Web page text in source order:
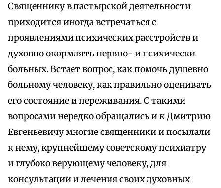
Священнику в пастырской деятельности
приходится иногда встречаться с
проявлениями психических расстройств и
духовно окормлять нервно- и психически
больных. Встает вопрос, как помочь душевно
больному человеку, как правильно оценивать
его состояние и переживания. С такими
вопросами нередко обращались и к Дмитрию
Евгеньевичу многие священники и посылали
к нему, крупнейшему советскому психиатру
и глубоко верующему человеку, для
консультации и лечения своих духовных